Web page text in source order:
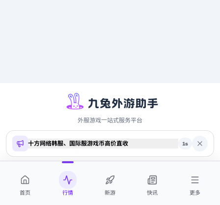
外服游戏一站式服务平台
Copyright ©20269to.me · 本站内容仅供参考，不构成投资建议
十方网络韩服、国际服游戏币高价直收 1s
首页 行情 新游 快讯 更多